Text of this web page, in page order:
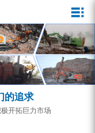
企业文化
发展历程
资质荣誉
宣传视频
公司新闻
行业动态
ZEGA一体式潜孔钻机
ZEGA地下掘进台车
小型一体式露天钻机
ZEGA全液压顶锤钻机
服务介绍
服务中心
营销网络
的追求
极开拓巨力市场